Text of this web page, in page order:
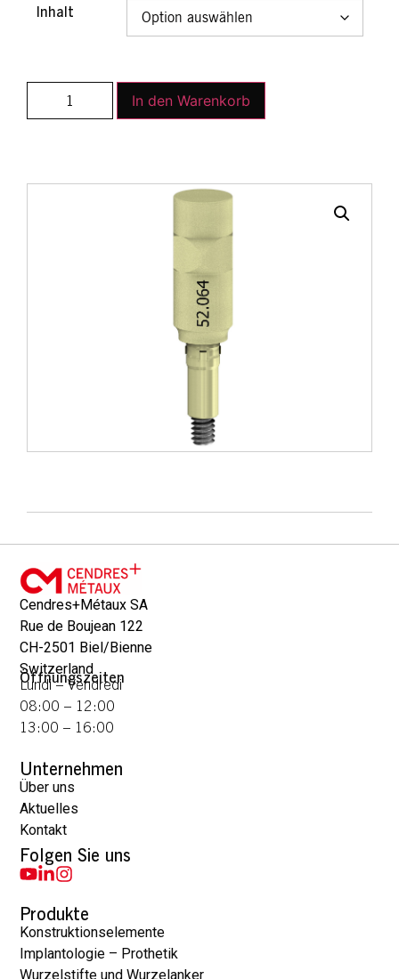
Inhalt
In den Warenkorb
Cendres+Métaux SA
Rue de Boujean 122
CH-2501 Biel/Bienne
Switzerland
Öffnungszeiten
Lundi – Vendredi
08:00 – 12:00
13:00 – 16:00
Unternehmen
Über uns
Aktuelles
Kontakt
Folgen Sie uns
Produkte
Konstruktionselemente
Implantologie – Prothetik
Wurzelstifte und Wurzelanker